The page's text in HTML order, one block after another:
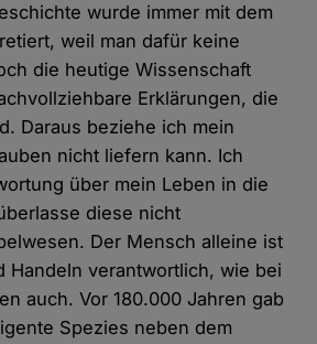
wurde immer mit dem
weil man dafür keine
die heutige Wissenschaft
Erklärungen, die
Daraus beziehe ich mein
nicht liefern kann. Ich
über mein Leben in die
diese nicht
Der Mensch alleine ist
Handeln verantwortlich, wie bei
auch. Vor 180.000 Jahren gab
Spezies neben dem